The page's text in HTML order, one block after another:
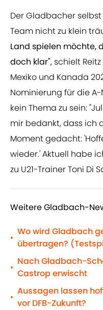
Der Gladbacher
Team nicht zu klein
Land spielen möchte,
doch klar", schielt
Mexiko und Kanada
Nominierung für die
kein Thema zu sein:
mir bedankt, dass ich
Moment gedacht:
wieder.' Aktuell habe
zu U21-Trainer Toni Di
Weitere Gladbach-
•
Wo wird Gladbach
übertragen?
•
Nach Gladbach-
Castrop erwischt
•
Aussagen lassen
vor DFB-Zukunft?